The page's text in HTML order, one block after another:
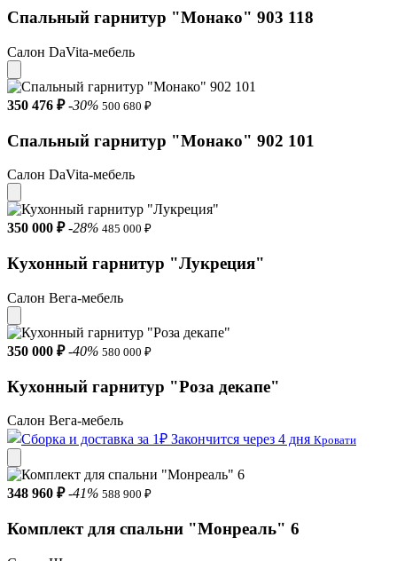
Спальный гарнитур "Монако" 903 118
Салон DaVita-мебель
350 476 ₽ -30% 500 680 ₽
Спальный гарнитур "Монако" 902 101
Салон DaVita-мебель
350 000 ₽ -28% 485 000 ₽
Кухонный гарнитур "Лукреция"
Салон Вега-мебель
350 000 ₽ -40% 580 000 ₽
Кухонный гарнитур "Роза декапе"
Салон Вега-мебель
Закончится через 4 дня Кровати
348 960 ₽ -41% 588 900 ₽
Комплект для спальни "Mонреаль" 6